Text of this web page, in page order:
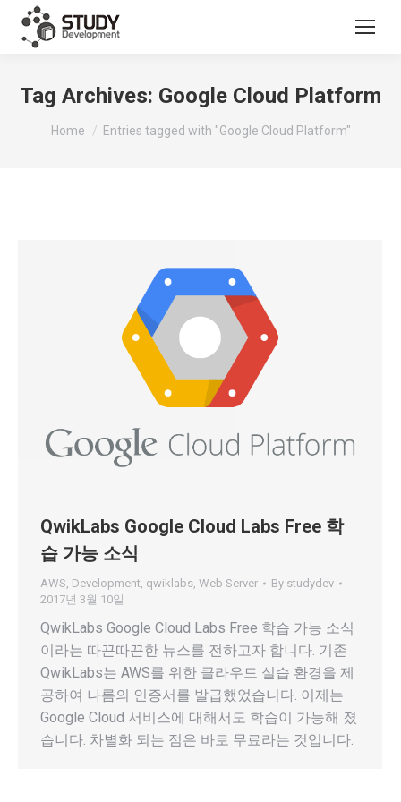
Tag Archives: Google Cloud Platform
You are here:
Home Entries tagged with "Google Cloud Platform"
QwikLabs Google Cloud Labs Free 학
습 가능 소식
AWS Development qwiklabs Web Server By studydev
2017년 3월 10일
QwikLabs Google Cloud Labs Free 학습 가능 소식
이라는 따끈따끈한 뉴스를 전하고자 합니다. 기존
QwikLabs는 AWS를 위한 클라우드 실습 환경을 제
공하여 나름의 인증서를 발급했었습니다. 이제는
Google Cloud 서비스에 대해서도 학습이 가능해 졌
습니다. 차별화 되는 점은 바로 무료라는 것입니다.